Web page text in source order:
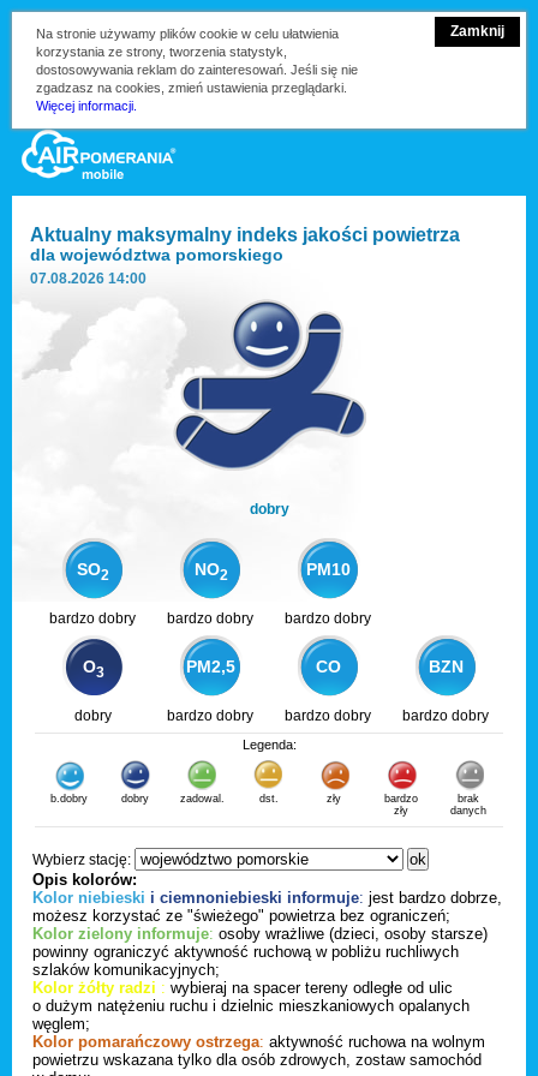
Zamknij
Na stronie używamy plików cookie w celu ułatwienia
korzystania ze strony, tworzenia statystyk,
dostosowywania reklam do zainteresowań. Jeśli się nie
zgadzasz na cookies, zmień ustawienia przeglądarki.
Więcej informacji.
Aktualny maksymalny indeks jakości powietrza
dla województwa pomorskiego
07.08.2026 14:00
dobry
SO2 NO2 PM10
bardzo dobry bardzo dobry bardzo dobry
O3 PM2,5 CO BZN
dobry bardzo dobry bardzo dobry bardzo dobry
Legenda:
b.dobry dobry zadowal. dst. zły
bardzo
zły
brak
danych
Wybierz stację:
Opis kolorów:
Kolor niebieski i ciemnoniebieski informuje: jest bardzo dobrze,
możesz korzystać ze "świeżego" powietrza bez ograniczeń;
Kolor zielony informuje: osoby wrażliwe (dzieci, osoby starsze)
powinny ograniczyć aktywność ruchową w pobliżu ruchliwych
szlaków komunikacyjnych;
Kolor żółty radzi : wybieraj na spacer tereny odległe od ulic
o dużym natężeniu ruchu i dzielnic mieszkaniowych opalanych
węglem;
Kolor pomarańczowy ostrzega: aktywność ruchowa na wolnym
powietrzu wskazana tylko dla osób zdrowych, zostaw samochód